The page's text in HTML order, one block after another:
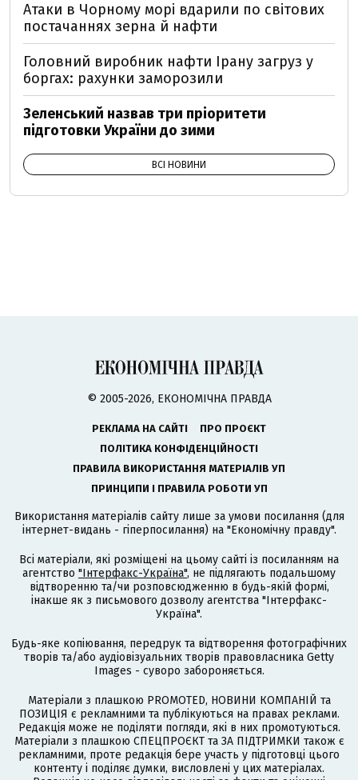
Атаки в Чорному морі вдарили по світових
постачаннях зерна й нафти
Головний виробник нафти Ірану загруз у
боргах: рахунки заморозили
Зеленський назвав три пріоритети
підготовки України до зими
ВСІ НОВИНИ
© 2005-2026, ЕКОНОМІЧНА ПРАВДА
РЕКЛАМА НА САЙТІ
ПРО ПРОЄКТ
ПОЛІТИКА КОНФІДЕНЦІЙНОСТІ
ПРАВИЛА ВИКОРИСТАННЯ МАТЕРІАЛІВ УП
ПРИНЦИПИ І ПРАВИЛА РОБОТИ УП
Використання матеріалів сайту лише за умови посилання (для
інтернет-видань - гіперпосилання) на "Економічну правду".
Всі матеріали, які розміщені на цьому сайті із посиланням на
агентство "Інтерфакс-Україна", не підлягають подальшому
відтворенню та/чи розповсюдженню в будь-якій формі,
інакше як з письмового дозволу агентства "Інтерфакс-
Україна".
Будь-яке копіювання, передрук та відтворення фотографічних
творів та/або аудіовізуальних творів правовласника Getty
Images - суворо забороняється.
Матеріали з плашкою PROMOTED, НОВИНИ КОМПАНІЙ та
ПОЗИЦІЯ є рекламними та публікуються на правах реклами.
Редакція може не поділяти погляди, які в них промотуються.
Матеріали з плашкою СПЕЦПРОЄКТ та ЗА ПІДТРИМКИ також є
рекламними, проте редакція бере участь у підготовці цього
контенту і поділяє думки, висловлені у цих матеріалах.